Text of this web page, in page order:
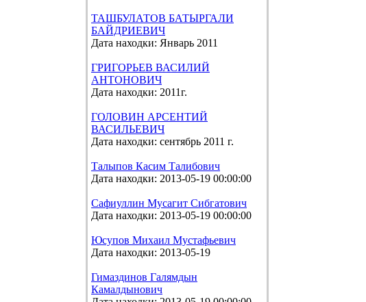
ТАШБУЛАТОВ БАТЫРГАЛИ
БАЙДРИЕВИЧ
Дата находки: Январь 2011
ГРИГОРЬЕВ ВАСИЛИЙ
АНТОНОВИЧ
Дата находки: 2011г.
ГОЛОВИН АРСЕНТИЙ
ВАСИЛЬЕВИЧ
Дата находки: сентябрь 2011 г.
Талыпов Касим Талибович
Дата находки: 2013-05-19 00:00:00
Сафиуллин Мусагит Сибгатович
Дата находки: 2013-05-19 00:00:00
Юсупов Михаил Мустафьевич
Дата находки: 2013-05-19
Гимаздинов Галямдын
Камалдынович